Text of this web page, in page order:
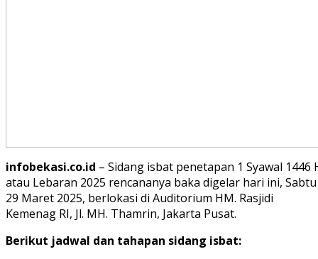
infobekasi.co.id – Sidang isbat penetapan 1 Syawal 1446
atau Lebaran 2025 rencananya baka digelar hari ini, Sabtu
29 Maret 2025, berlokasi di Auditorium HM. Rasjidi
Kemenag RI, Jl. MH. Thamrin, Jakarta Pusat.
Berikut jadwal dan tahapan sidang isbat: